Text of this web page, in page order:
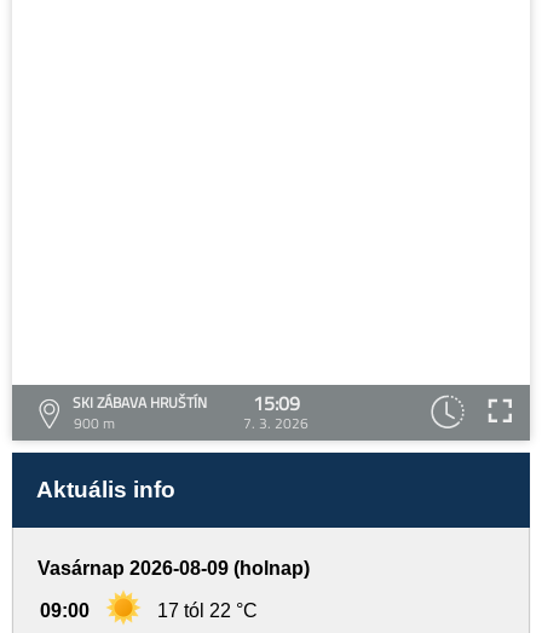
SKI ZÁBAVA HRUŠTÍN
900 m
15:09
7. 3. 2026
Aktuális info
Vasárnap 2026-08-09 (holnap)
09:00 17 tól 22 °C